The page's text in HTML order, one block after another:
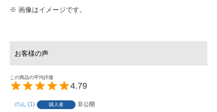
※ 画像はイメージです。
4.79
のん 1 購入者
非公開